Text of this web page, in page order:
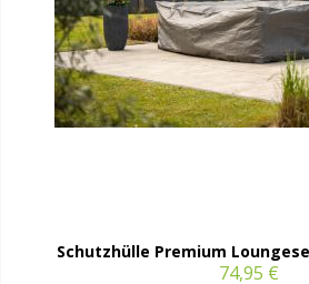
Schutzhülle Premium
74,95 €